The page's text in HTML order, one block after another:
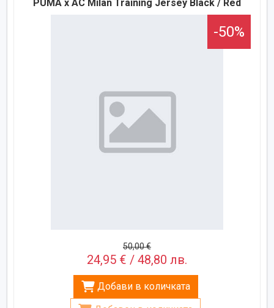
PUMA x AC Milan Training Jersey Black / Red
-50%
50,00 €
24,95 € / 48,80 лв.
Добави в количката